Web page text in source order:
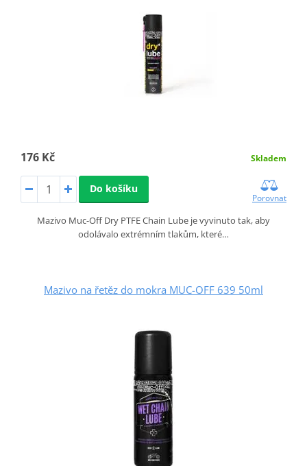
176 Kč Skladem
Do košíku
Porovnat
Mazivo Muc-Off Dry PTFE Chain Lube je vyvinuto tak, aby
odolávalo extrémním tlakům, které…
Mazivo na řetěz do mokra MUC-OFF 639 50ml